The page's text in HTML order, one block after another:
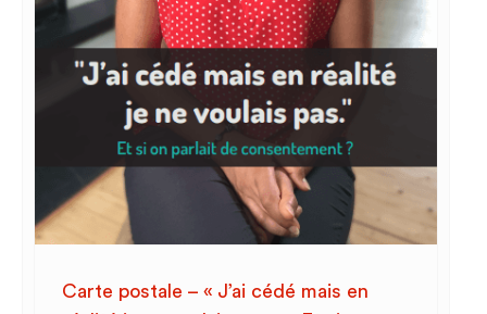
Carte postale – « J’ai cédé mais en